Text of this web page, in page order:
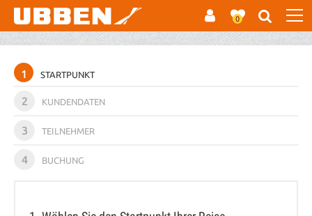
0
1 STARTPUNKT
2 KUNDENDATEN
3 TEILNEHMER
4 BUCHUNG